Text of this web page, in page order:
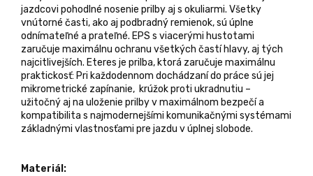
jazdcovi pohodlné nosenie prilby aj s okuliarmi. Všetky
vnútorné časti, ako aj podbradný remienok, sú úplne
odnímateľné a prateľné. EPS s viacerými hustotami
zaručuje maximálnu ochranu všetkých častí hlavy, aj tých
najcitlivejších. Eteres je prilba, ktorá zaručuje maximálnu
praktickosť: Pri každodennom dochádzaní do práce sú jej
mikrometrické zapínanie, krúžok proti ukradnutiu –
užitočný aj na uloženie prilby v maximálnom bezpečí a
kompatibilita s najmodernejšími komunikačnými systémami
základnými vlastnosťami pre jazdu v úplnej slobode.
Materiál: